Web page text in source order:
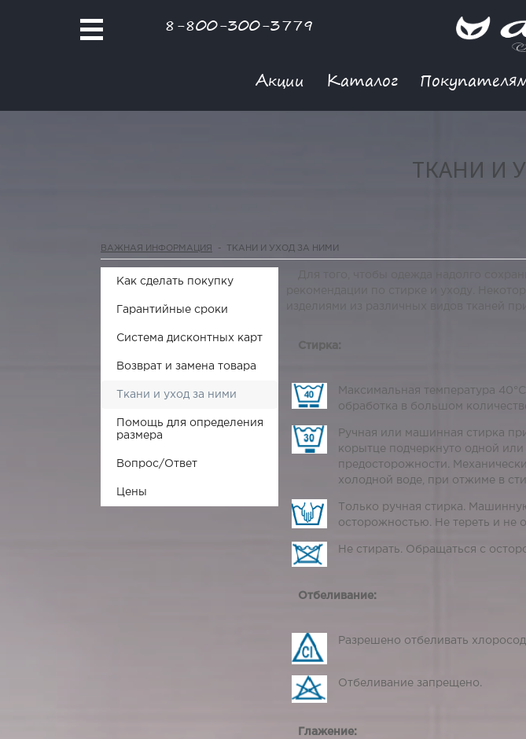
8-800-300-3779
Акции Каталог
ТКАНИ И
ВАЖНАЯ ИНФОРМАЦИЯ - ТКАНИ И УХОД ЗА НИМИ
Как сделать покупку
Гарантийные сроки
Система дисконтных карт
Возврат и замена товара
Ткани и уход за ними
Помощь для определения
размера
Вопрос/Ответ
Цены
рекомендации по стирке и уходу.
изделиями из различных видов тканей
Стирка:
Максимальная температура
обработка в большом
Ручная или машинная стирка
корытце подчеркнуто одной
предосторожности.
холодной воде, при отжиме в
Только ручная стирка.
осторожностью. Не тереть и не
Не стирать. Обращаться с
Отбеливание:
Разрешено отбеливать
Отбеливание запрещено.
Глажение: